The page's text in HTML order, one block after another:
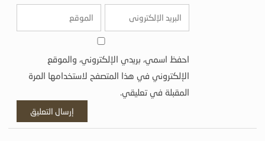
احفظ اسمي، بريدي الإلكتروني، والموقع
الإلكتروني في هذا المتصفح لاستخدامها المرة
المقبلة في تعليقي.